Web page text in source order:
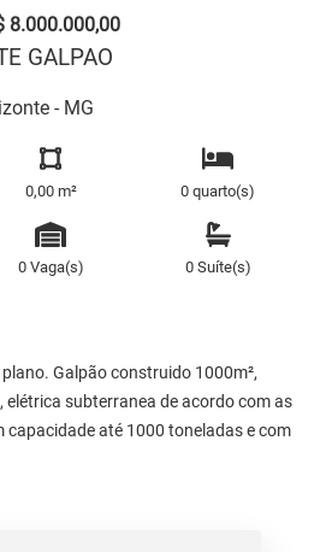
8.000.000,00
GALPAO
- MG
0,00 m² 0 quarto(s)
0 Vaga(s) 0 Suíte(s)
Galpão construido 1000m²,
subterranea de acordo com as
capacidade até 1000 toneladas e com